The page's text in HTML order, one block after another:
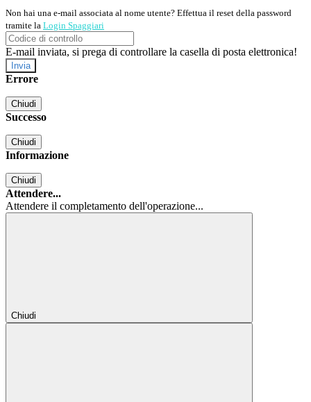
Non hai una e-mail associata al nome utente? Effettua il reset della password
tramite la Login Spaggiari
E-mail inviata, si prega di controllare la casella di posta elettronica!
Errore
Chiudi
Successo
Chiudi
Informazione
Chiudi
Attendere...
Attendere il completamento dell'operazione...
Chiudi